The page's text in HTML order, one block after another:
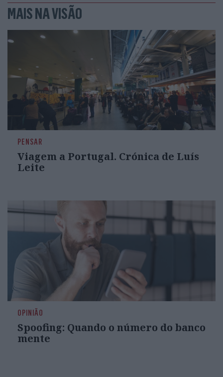
MAIS NA VISÃO
PENSAR
Viagem a Portugal. Crónica de Luís
Leite
OPINIÃO
Spoofing: Quando o número do banco
mente